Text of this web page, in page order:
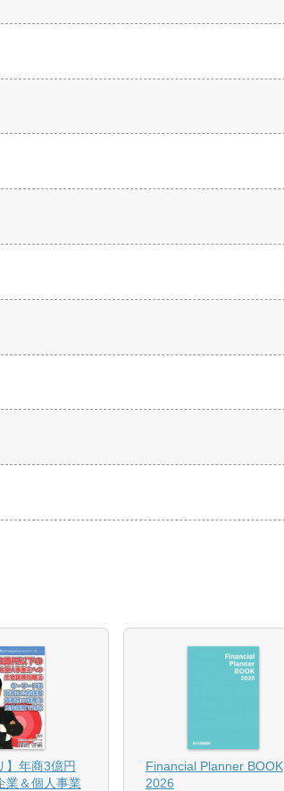
】年商3億円
業＆個人事業
Financial Planner BOOK
2026